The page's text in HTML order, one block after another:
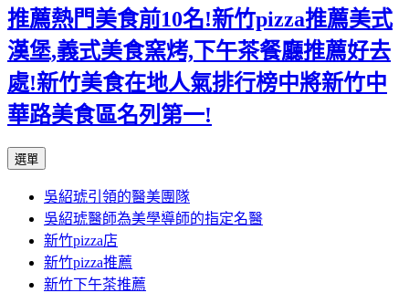
推薦熱門美食前10名!新竹pizza推薦美式
漢堡,義式美食窯烤,下午茶餐廳推薦好去
處!新竹美食在地人氣排行榜中將新竹中
華路美食區名列第一!
選單
主
要
內
容
吳紹琥引領的醫美團隊
吳紹琥醫師為美學導師的指定名醫
新竹pizza店
新竹pizza推薦
新竹下午茶推薦